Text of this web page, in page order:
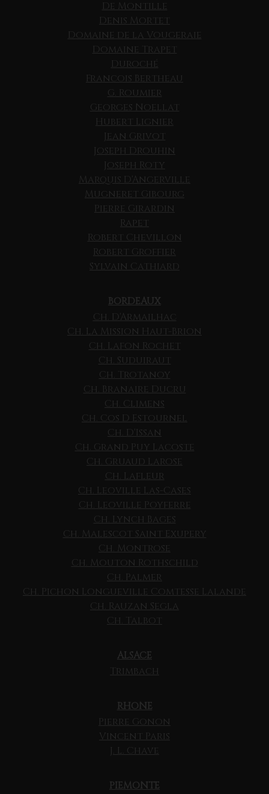
De Montille
Denis Mortet
Domaine de la Vougeraie
Domaine Trapet
Duroché
Francois Bertheau
G. Roumier
Georges Noellat
Hubert Lignier
Jean Grivot
Joseph Drouhin
Joseph Roty
Marquis D'Angerville
Mugneret Gibourg
Pierre Girardin
Rapet
Robert Chevillon
Robert Groffier
Sylvain Cathiard
BORDEAUX
Ch. D'Armailhac
Ch. La Mission Haut-Brion
Ch. Lafon Rochet
Ch. Suduiraut
Ch. Trotanoy
Ch. Branaire Ducru
Ch. Climens
Ch. Cos D Estournel
Ch. D'Issan
Ch. Grand Puy Lacoste
Ch. Gruaud Larose
Ch. Lafleur
Ch. Leoville Las-Cases
Ch. Leoville Poyferre
Ch. Lynch Bages
Ch. Malescot Saint Exupery
Ch. Montrose
Ch. Mouton Rothschild
Ch. Palmer
Ch. Pichon Longueville Comtesse Lalande
Ch. Rauzan Segla
Ch. Talbot
ALSACE
Trimbach
RHONE
Pierre Gonon
Vincent Paris
J. L. Chave
PIEMONTE